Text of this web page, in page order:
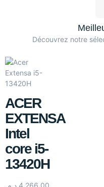
Voir Maintenant
Découvrez notre
ACER
EXTENSA
Intel
core i5-
13420H